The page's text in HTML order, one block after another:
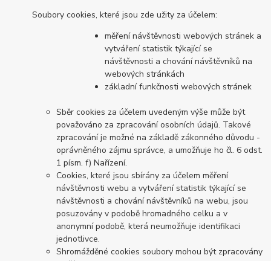
Soubory cookies, které jsou zde užity za účelem:
měření návštěvnosti webových stránek a
vytváření statistik týkající se
návštěvnosti a chování návštěvníků na
webových stránkách
základní funkčnosti webových stránek
Sběr cookies za účelem uvedeným výše může být
považováno za zpracování osobních údajů. Takové
zpracování je možné na základě zákonného důvodu -
oprávněného zájmu správce, a umožňuje ho čl. 6 odst.
1 písm. f) Nařízení.
Cookies, které jsou sbírány za účelem měření
návštěvnosti webu a vytváření statistik týkající se
návštěvnosti a chování návštěvníků na webu, jsou
posuzovány v podobě hromadného celku a v
anonymní podobě, která neumožňuje identifikaci
jednotlivce.
Shromážděné cookies soubory mohou být zpracovány